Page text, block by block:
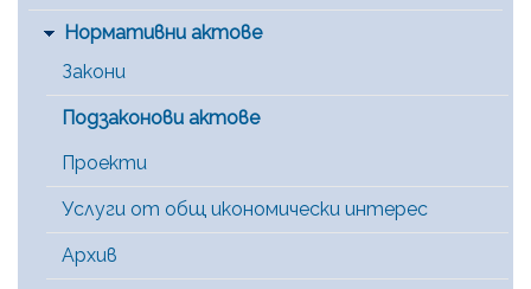
Нормативни актове
Закони
Подзаконови актове
Проекти
Услуги от общ икономически интерес
Архив